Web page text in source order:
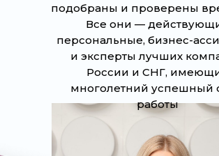
подобраны и проверены
Все они —
персональные, бизнес-
и эксперты лучших
России и СНГ,
многолетний успешный
работы